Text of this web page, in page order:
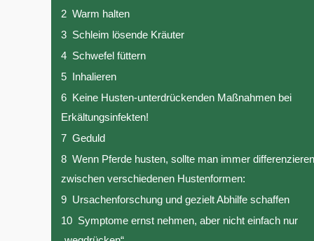
2 Warm halten
3 Schleim lösende Kräuter
4 Schwefel füttern
5 Inhalieren
6 Keine Husten-unterdrückenden Maßnahmen bei
Erkältungsinfekten!
7 Geduld
8 Wenn Pferde husten, sollte man immer differenzieren
zwischen verschiedenen Hustenformen:
9 Ursachenforschung und gezielt Abhilfe schaffen
10 Symptome ernst nehmen, aber nicht einfach nur